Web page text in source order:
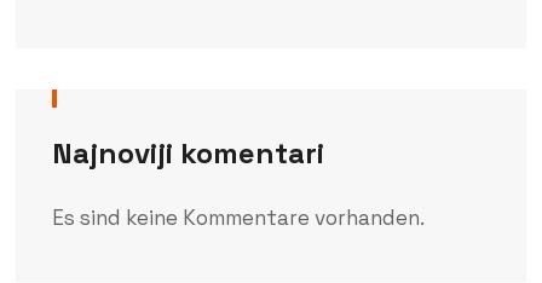
Najnoviji komentari
Es sind keine Kommentare vorhanden.